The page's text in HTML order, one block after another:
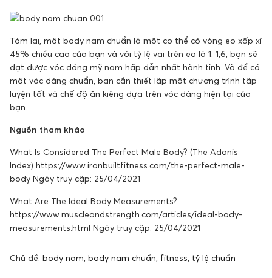
Tóm lại, một body nam chuẩn là một cơ thể có vòng eo xấp xỉ
45% chiều cao của bạn và với tỷ lệ vai trên eo là 1: 1,6, bạn sẽ
đạt được vóc dáng mỹ nam hấp dẫn nhất hành tinh. Và để có
một vóc dáng chuẩn, bạn cần thiết lập một chương trình tập
luyện tốt và chế độ ăn kiêng dựa trên vóc dáng hiện tại của
bạn.
Nguồn tham khảo
What Is Considered The Perfect Male Body? (The Adonis
Index) https://www.ironbuiltfitness.com/the-perfect-male-
body Ngày truy cập: 25/04/2021
What Are The Ideal Body Measurements?
https://www.muscleandstrength.com/articles/ideal-body-
measurements.html Ngày truy cập: 25/04/2021
Chủ đề: body nam, body nam chuẩn, fitness, tỷ lệ chuẩn